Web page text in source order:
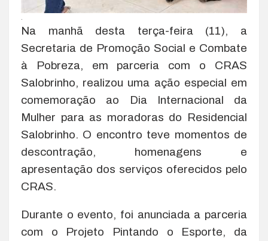
Na manhã desta terça-feira (11), a
Secretaria de Promoção Social e Combate
à Pobreza, em parceria com o CRAS
Salobrinho, realizou uma ação especial em
comemoração ao Dia Internacional da
Mulher para as moradoras do Residencial
Salobrinho. O encontro teve momentos de
descontração, homenagens e
apresentação dos serviços oferecidos pelo
CRAS.
Durante o evento, foi anunciada a parceria
com o Projeto Pintando o Esporte, da